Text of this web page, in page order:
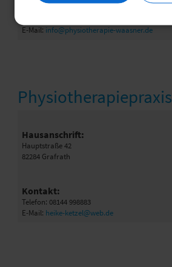
E-Mail: info@physiotherapie-waasner.de
Physiotherapiepraxis
Hausanschrift:
Hauptstraße 42
82284 Grafrath
Kontakt:
Telefon: 08144 998883
E-Mail: heike-ketzel@web.de